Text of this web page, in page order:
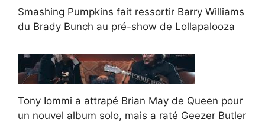
Smashing Pumpkins fait ressortir Barry Williams
du Brady Bunch au pré-show de Lollapalooza
Tony Iommi a attrapé Brian May de Queen pour
un nouvel album solo, mais a raté Geezer Butler